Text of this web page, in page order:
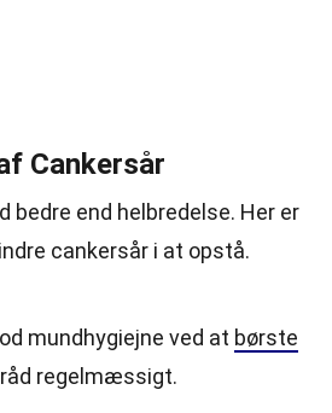
Cankersår
bedre end helbredelse. Her er
cankersår i at opstå.
mundhygiejne ved at børste
regelmæssigt.